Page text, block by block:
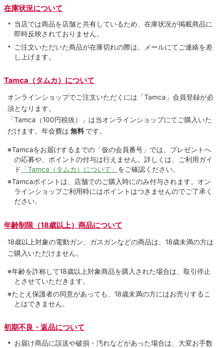
在庫状況について
当店では商品を店舗と共有しているため、在庫状況が掲載商品に
即時反映されておりません。
ご注文いただいた商品が在庫切れの際は、メールにてご連絡を差
し上げます。
Tamca（タムカ）について
オンラインショップでご注⽂いただくには「Tamca」会員登録が必
須となります。
「Tamca （100円税抜）
」は当オンラインショップにてご購⼊いた
だけます。 年会費は 無料 です。
※Tamcaをお届けするまでの「仮の会員番号」では、プレゼントへ
の応募や、ポイントの付与は⾏えません。詳しくは、ご利⽤ガイ
ド 「Tamca（タムカ）について」 をご確認ください。
※Tamcaポイントは、店舗でのご購⼊時にのみ付与されます。オン
ラインショップご利用時にはポイントはつきませんのでご了承く
ださい。
年齢制限（18歳以上）商品について
18歳以上対象の電動ガン、ガスガンなどの商品は、18歳未満の方は
ご購入いただけません。
※年齢を詐称して18歳以上対象商品を購入された場合は、取引停止
とさせていただきます。
※たとえ保護者の同意があっても、18歳未満の方にはお売りするこ
とはできません。
初期不良・返品について
お届け商品に誤送や破損・汚れなどがあった場合は、大変お手数